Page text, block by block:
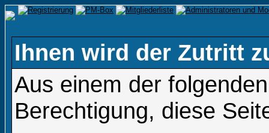
Ihnen wird der Zutritt
Aus einem der
Berechtigung, diese